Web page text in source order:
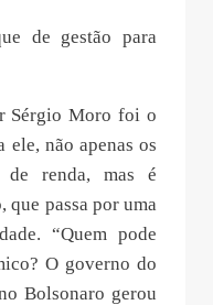
de gestão para
Sérgio Moro foi o
ele, não apenas os
de renda, mas é
que passa por uma
“Quem pode
O governo do
Bolsonaro gerou